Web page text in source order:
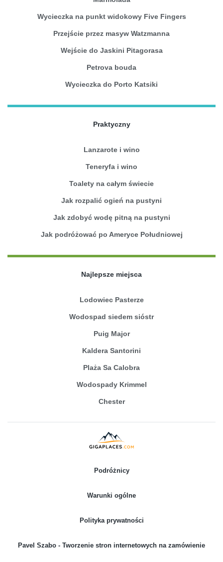
Wycieczka na punkt widokowy Five Fingers
Przejście przez masyw Watzmanna
Wejście do Jaskini Pitagorasa
Petrova bouda
Wycieczka do Porto Katsiki
Praktyczny
Lanzarote i wino
Teneryfa i wino
Toalety na całym świecie
Jak rozpalić ogień na pustyni
Jak zdobyć wodę pitną na pustyni
Jak podróżować po Ameryce Południowej
Najlepsze miejsca
Lodowiec Pasterze
Wodospad siedem sióstr
Puig Major
Kaldera Santorini
Plaża Sa Calobra
Wodospady Krimmel
Chester
Podróżnicy
Warunki ogólne
Polityka prywatności
Pavel Szabo - Tworzenie stron internetowych na zamówienie